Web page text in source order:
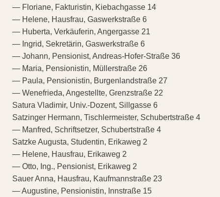
— Floriane, Fakturistin, Kiebachgasse 14
— Helene, Hausfrau, Gaswerkstraße 6
— Huberta, Verkäuferin, Angergasse 21
— Ingrid, Sekretärin, Gaswerkstraße 6
— Johann, Pensionist, Andreas-Hofer-Straße 36
— Maria, Pensionistin, Müllerstraße 26
— Paula, Pensionistin, Burgenlandstraße 27
— Wenefrieda, Angestellte, Grenzstraße 22
Satura Vladimir, Univ.-Dozent, Sillgasse 6
Satzinger Hermann, Tischlermeister, Schubertstraße 4
— Manfred, Schriftsetzer, Schubertstraße 4
Satzke Augusta, Studentin, Erikaweg 2
— Helene, Hausfrau, Erikaweg 2
— Otto, Ing., Pensionist, Erikaweg 2
Sauer Anna, Hausfrau, Kaufmannstraße 23
— Augustine, Pensionistin, Innstraße 15